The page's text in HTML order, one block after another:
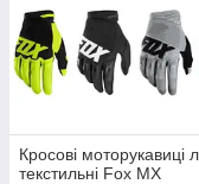
Кросові моторукавиці
текстильні Fox MX